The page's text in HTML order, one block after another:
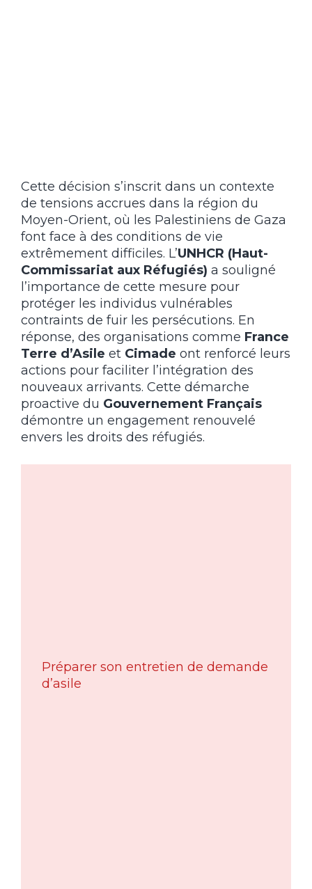
Cette décision s’inscrit dans un contexte
de tensions accrues dans la région du
Moyen-Orient, où les Palestiniens de Gaza
font face à des conditions de vie
extrêmement difficiles. L’UNHCR (Haut-
Commissariat aux Réfugiés) a souligné
l’importance de cette mesure pour
protéger les individus vulnérables
contraints de fuir les persécutions. En
réponse, des organisations comme France
Terre d’Asile et Cimade ont renforcé leurs
actions pour faciliter l’intégration des
nouveaux arrivants. Cette démarche
proactive du Gouvernement Français
démontre un engagement renouvelé
envers les droits des réfugiés.
Préparer son entretien de demande
d’asile